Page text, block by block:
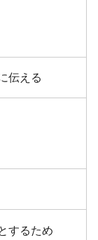
伝える
するため